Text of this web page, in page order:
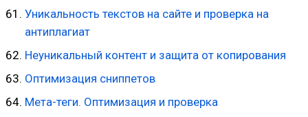
Уникальность текстов на сайте и проверка на
антиплагиат
Неуникальный контент и защита от копирования
Оптимизация сниппетов
Мета-теги. Оптимизация и проверка